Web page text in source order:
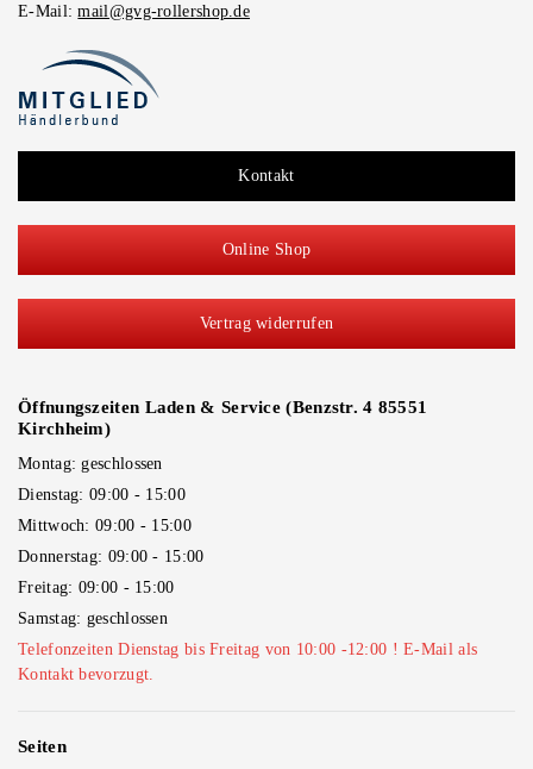
E-Mail:mail@gvg-rollershop.de
Kontakt
Online Shop
Vertrag widerrufen
Öffnungszeiten Laden & Service (Benzstr. 4 85551
Kirchheim)
Montag: geschlossen
Dienstag: 09:00 - 15:00
Mittwoch: 09:00 - 15:00
Donnerstag: 09:00 - 15:00
Freitag: 09:00 - 15:00
Samstag: geschlossen
Telefonzeiten Dienstag bis Freitag von 10:00 -12:00 ! E-Mail als
Kontakt bevorzugt.
Seiten